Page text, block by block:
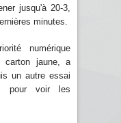
jusqu'à 20-3,
minutes.
numérique
carton jaune, a
un autre essai
pour voir les